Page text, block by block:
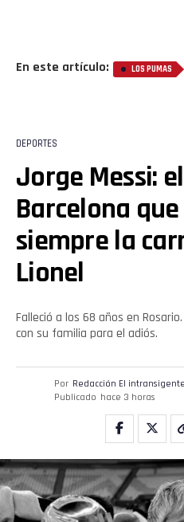
En este artículo: LOS PUMAS
DEPORTES
Jorge Messi:
Barcelona
siempre la
Lionel
Falleció a los 68 años en
con su familia para el adiós.
Por Redacción El intransigente
Publicado hace 3 horas